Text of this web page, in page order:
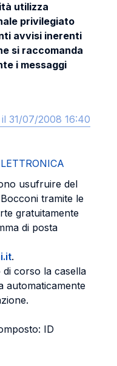
utilizza
privilegiato
avvisi inerenti
si raccomanda
i messaggi
31/07/2008 16:40
usufruire del
tramite le
gratuitamente
di posta
.
corso la casella
automaticamente
ID